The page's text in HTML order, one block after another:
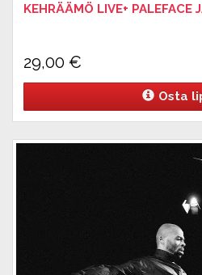
KEHRÄÄMÖ LIVE+ PALEFACE
29,00 €
Osta